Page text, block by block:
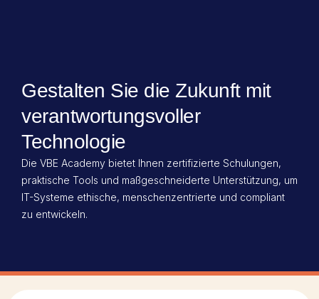
Gestalten Sie die Zukunft mit
verantwortungsvoller
Technologie
Die VBE Academy bietet Ihnen zertifizierte Schulungen,
praktische Tools und maßgeschneiderte Unterstützung, um
IT-Systeme ethische, menschenzentrierte und compliant
zu entwickeln.